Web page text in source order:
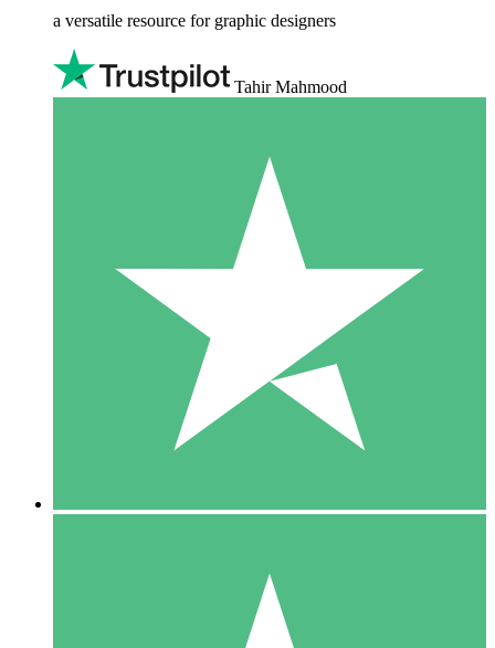
a versatile resource for graphic designers
Tahir Mahmood